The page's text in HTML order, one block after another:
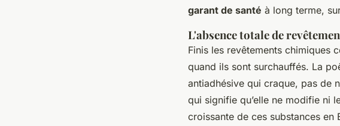
garant de santé à long terme,
L'absence totale de
Finis les revêtements chimiques
quand ils sont surchauffés. La
antiadhésive qui craque, pas de
qui signifie qu’elle ne modifie ni
croissante de ces substances en